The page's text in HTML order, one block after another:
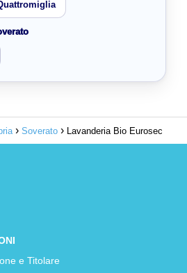
Soverato Lavanderia Bio Eurosec
e Titolare